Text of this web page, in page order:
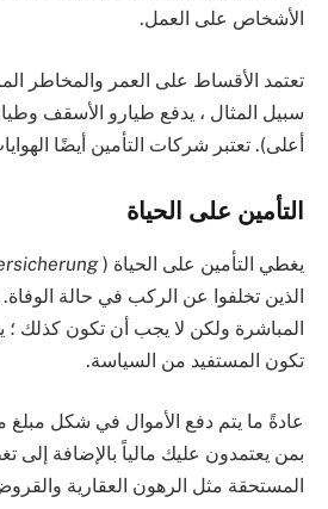
الأشخاص على العمل.
تعتمد الأقساط على العمر والمخاطر
سبيل المثال ، يدفع طيارو الأسقف
أعلى). تعتبر شركات التأمين أيضًا
التأمين على الحياة
يغطي التأمين على الحياة (
الذين تخلفوا عن الركب في حالة
المباشرة ولكن لا يجب أن تكون كذلك ؛
تكون المستفيد من السياسة.
عادةً ما يتم دفع الأموال في شكل
بمن يعتمدون عليك مالياً بالإضافة إلى
المستحقة مثل الرهون العقارية